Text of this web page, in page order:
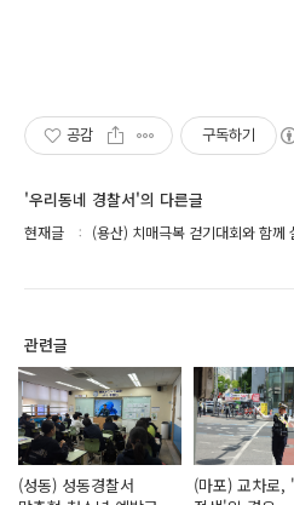
공감 구독하기
'우리동네 경찰서'의 다른글
현재글 (용산) 치매극복 걷기대회와 함께
관련글
(성동) 성동경찰서
(마포) 교차로,